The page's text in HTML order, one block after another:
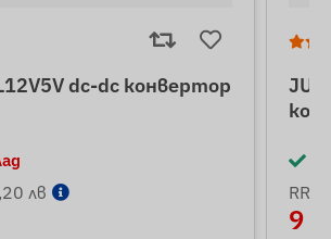
dc-dc конвертор
лв RRP
9